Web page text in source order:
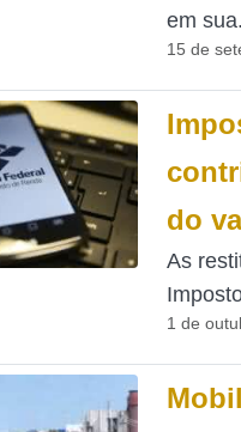
em
15 de
do
As
1 de